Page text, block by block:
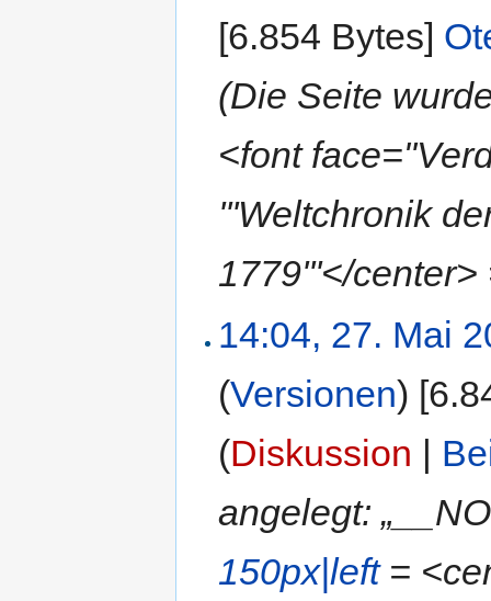
[6.854 Bytes]
(Die Seite
<font
'''Weltchronik
1779'''</
14:04, 27. Mai
(Versionen)
(Diskussion |
angelegt:
150px|left=